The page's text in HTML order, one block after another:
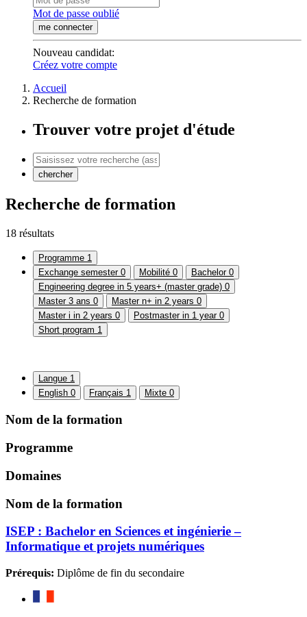
Mot de passe oublié
me connecter
Nouveau candidat:
Créez votre compte
Accueil
Recherche de formation
Trouver votre projet d'étude
chercher
Recherche de formation
18 résultats
Programme 1
Exchange semester 0 Mobilité 0 Bachelor 0
Engineering degree in 5 years+ (master grade) 0
Master 3 ans 0 Master n+ in 2 years 0
Master i in 2 years 0 Postmaster in 1 year 0
Short program 1
Langue 1
English 0 Français 1 Mixte 0
Nom de la formation
Programme
Domaines
Nom de la formation
ISEP : Bachelor en Sciences et ingénierie –
Informatique et projets numériques
Prérequis: Diplôme de fin du secondaire